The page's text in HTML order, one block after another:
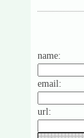
name:
email:
url: